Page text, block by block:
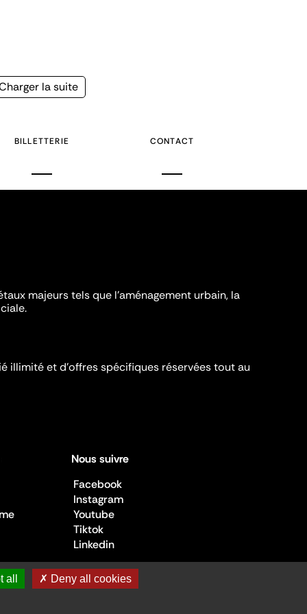
la suite
BILLETTERIE CONTACT
majeurs tels que l'aménagement urbain, la
illimité et d’offres spécifiques réservées tout au
Nous suivre
Facebook
Instagram
Youtube
Tiktok
Linkedin
✗ Deny all cookies